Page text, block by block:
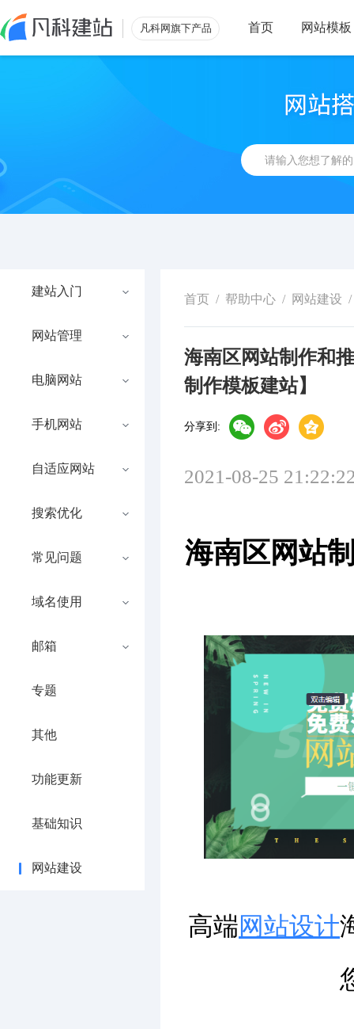
凡科网旗下产品 首页 网站模板
建站入门
网站管理
电脑网站
手机网站
自适应网站
搜索优化
常见问题
域名使用
邮箱
专题
其他
功能更新
基础知识
网站建设
首页 / 帮助中心 / 网站建设 /
海南区网站制作和
制作模板建站】
分享到:
2021-08-25
海南区网站
高端网站设计